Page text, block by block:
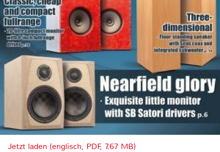
Jetzt laden (englisch, PDF, 7.67 MB)